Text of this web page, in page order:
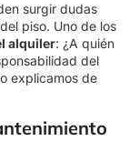
surgir dudas
piso. Uno de los
alquiler: ¿A quién
del
explicamos de